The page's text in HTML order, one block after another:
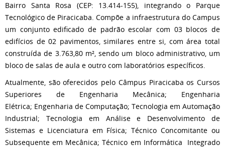
Bairro Santa Rosa (CEP: 13.414-155), integrando o Parque
Tecnológico de Piracicaba. Compõe a infraestrutura do Campus
um conjunto edificado de padrão escolar com 03 blocos de
edifícios de 02 pavimentos, similares entre si, com área total
construída de 3.763,80 m², sendo um bloco administrativo, um
bloco de salas de aula e outro com laboratórios específicos.
Atualmente, são oferecidos pelo Câmpus Piracicaba os Cursos
Superiores de Engenharia Mecânica; Engenharia
Elétrica; Engenharia de Computação; Tecnologia em Automação
Industrial; Tecnologia em Análise e Desenvolvimento de
Sistemas e Licenciatura em Física; Técnico Concomitante ou
Subsequente em Mecânica; Técnico em Informática Integrado